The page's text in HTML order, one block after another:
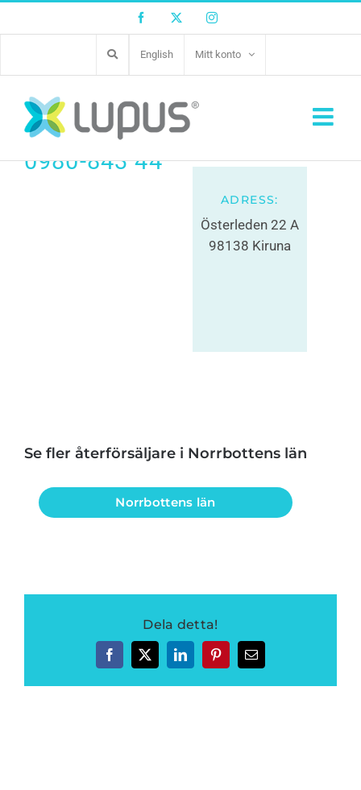
Facebook Twitter Instagram
English Mitt konto
Björkis Hundcenter i
Kiruna
0980-843 44
ADRESS:
Österleden 22 A
98138 Kiruna
Se fler återförsäljare i Norrbottens län
Norrbottens län
Dela detta!
FacebookTwitterLinkedInPinterest
E-
post